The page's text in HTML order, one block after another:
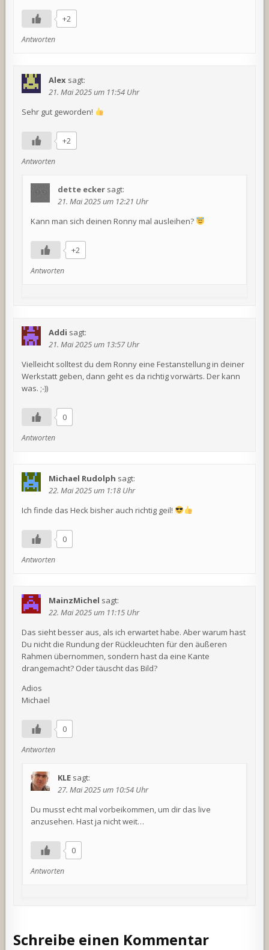
+2
Antworten
Alex sagt:
21. Mai 2025 um 11:54 Uhr
Sehr gut geworden!
+2
Antworten
dette ecker sagt:
21. Mai 2025 um 12:21 Uhr
Kann man sich deinen Ronny mal ausleihen?
+2
Antworten
Addi sagt:
21. Mai 2025 um 13:57 Uhr
Vielleicht solltest du dem Ronny eine Festanstellung in deiner
Werkstatt geben, dann geht es da richtig vorwärts. Der kann
was. ;-))
0
Antworten
Michael Rudolph sagt:
22. Mai 2025 um 1:18 Uhr
Ich finde das Heck bisher auch richtig geil!
0
Antworten
MainzMichel sagt:
22. Mai 2025 um 11:15 Uhr
Das sieht besser aus, als ich erwartet habe. Aber warum hast
Du nicht die Rundung der Rückleuchten für den äußeren
Rahmen übernommen, sondern hast da eine Kante
drangemacht? Oder täuscht das Bild?
Adios
Michael
0
Antworten
KLE sagt:
27. Mai 2025 um 10:54 Uhr
Du musst echt mal vorbeikommen, um dir das live
anzusehen. Hast ja nicht weit…
0
Antworten
Schreibe einen Kommentar